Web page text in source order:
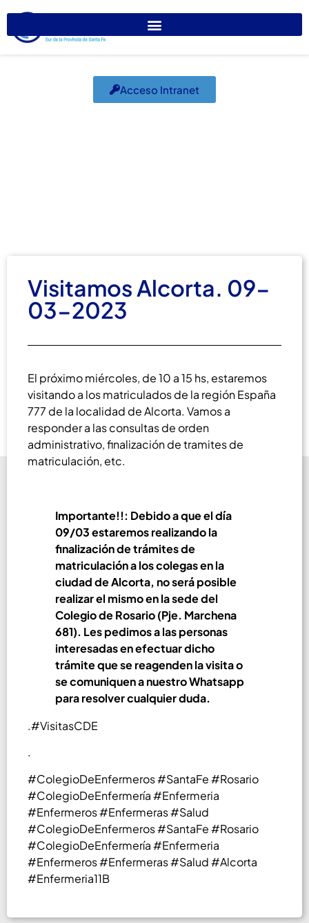
Acceso Intranet
Visitamos Alcorta. 09-
03-2023
El próximo miércoles, de 10 a 15 hs, estaremos
visitando a los matriculados de la región España
777 de la localidad de Alcorta. Vamos a
responder a las consultas de orden
administrativo, finalización de tramites de
matriculación, etc.
Importante!!: Debido a que el día
09/03 estaremos realizando la
finalización de trámites de
matriculación a los colegas en la
ciudad de Alcorta, no será posible
realizar el mismo en la sede del
Colegio de Rosario (Pje. Marchena
681). Les pedimos a las personas
interesadas en efectuar dicho
trámite que se reagenden la visita o
se comuniquen a nuestro Whatsapp
para resolver cualquier duda.
.#VisitasCDE
.
#ColegioDeEnfermeros #SantaFe #Rosario
#ColegioDeEnfermería #Enfermeria
#Enfermeros #Enfermeras #Salud
#ColegioDeEnfermeros #SantaFe #Rosario
#ColegioDeEnfermería #Enfermeria
#Enfermeros #Enfermeras #Salud #Alcorta
#Enfermeria11B